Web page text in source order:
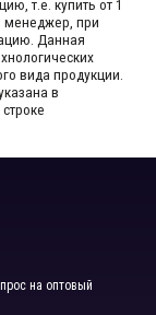
т.е. купить от 1
менеджер, при
Данная
вида продукции.​
в
на оптовый